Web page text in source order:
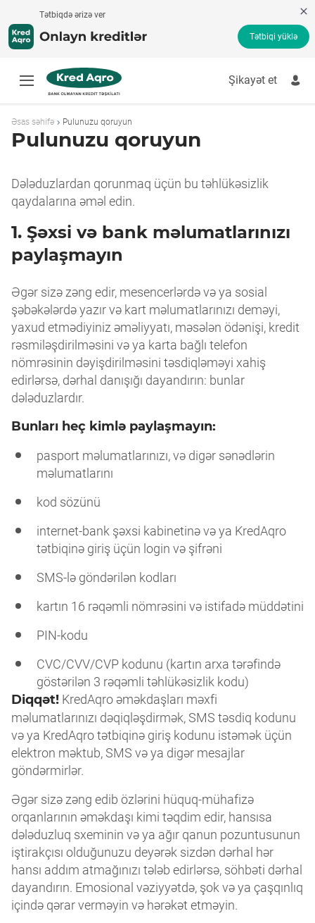
Tətbiqdə ərizə ver
Tətbiqi yüklə
Tez kredit
Kredit kalkulyatoru
Onlayn kredit
Banksız kredit
İşsizlərə kredit
Şikayət et
Şikayət et
Əsas səhifə Pulunuzu qoruyun
Pulunuzu qoruyun
Dələduzlardan qorunmaq üçün bu təhlükəsizlik
qaydalarına əməl edin.
1. Şəxsi və bank məlumatlarınızı
paylaşmayın
Əgər sizə zəng edir, mesencerlərdə və ya sosial
şəbəkələrdə yazır və kart məlumatlarınızı deməyi,
yaxud etmədiyiniz əməliyyatı, məsələn ödənişi, kredit
rəsmiləşdirilməsini və ya karta bağlı telefon
nömrəsinin dəyişdirilməsini təsdiqləməyi xahiş
edirlərsə, dərhal danışığı dayandırın: bunlar
dələduzlardır.
Bunları heç kimlə paylaşmayın:
pasport məlumatlarınızı, və digər sənədlərin
məlumatlarını
kod sözünü
internet-bank şəxsi kabinetinə və ya KredAqro
tətbiqinə giriş üçün login və şifrəni
SMS-lə göndərilən kodları
kartın 16 rəqəmli nömrəsini və istifadə müddətini
PIN-kodu
CVC/CVV/CVP kodunu (kartın arxa tərəfində
göstərilən 3 rəqəmli təhlükəsizlik kodu)
Diqqət! KredAqro əməkdaşları məxfi
məlumatlarınızı dəqiqləşdirmək, SMS təsdiq kodunu
və ya KredAqro tətbiqinə giriş kodunu istəmək üçün
elektron məktub, SMS və ya digər mesajlar
göndərmirlər.
Əgər sizə zəng edib özlərini hüquq-mühafizə
orqanlarının əməkdaşı kimi təqdim edir, hansısa
dələduzluq sxeminin və ya ağır qanun pozuntusunun
iştirakçısı olduğunuzu deyərək sizdən dərhal hər
hansı addım atmağınızı tələb edirlərsə, söhbəti dərhal
dayandırın. Emosional vəziyyətdə, şok və ya çaşqınlıq
içində qərar verməyin və hərəkət etməyin.